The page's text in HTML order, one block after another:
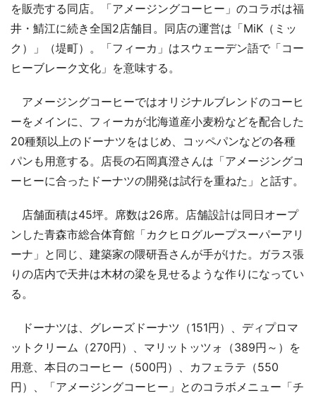
を販売する同店。「アメージングコーヒー」のコラボは福
井・鯖江に続き全国2店舗目。同店の運営は「MiK（ミッ
ク）」（堤町）。「フィーカ」はスウェーデン語で「コー
ヒーブレーク文化」を意味する。
アメージングコーヒーではオリジナルブレンドのコーヒ
ーをメインに、フィーカが北海道産小麦粉などを配合した
20種類以上のドーナツをはじめ、コッペパンなどの各種
パンも用意する。店長の石岡真澄さんは「アメージングコ
ーヒーに合ったドーナツの開発は試行を重ねた」と話す。
店舗面積は45坪。席数は26席。店舗設計は同日オープ
ンした青森市総合体育館「カクヒログループスーパーアリ
ーナ」と同じ、建築家の隈研吾さんが手がけた。ガラス張
りの店内で天井は木材の梁を見せるような作りになってい
る。
ドーナツは、グレーズドーナツ（151円）、ディプロマ
ットクリーム（270円）、マリットッツォ（389円～）を
用意、本日のコーヒー（500円）、カフェラテ（550
円）、「アメージングコーヒー」とのコラボメニュー「チ